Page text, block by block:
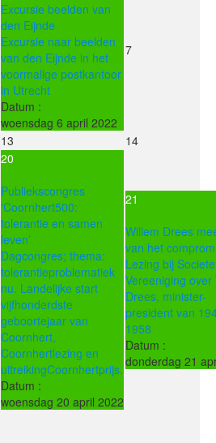
Excursie beelden van
den Eijnde
Excursie naar beelden
van den Eijnde in het
voormalige postkantoor
in Utrecht
Datum :
woensdag 6 april 2022
7
13 14
20
Publiekscongres
‘Coornhert500:
tolerantie en samen
leven’
Dagcongres; thema:
tolerantieproblematiek
nu. Landelijke start
vijfhonderdste
geboortejaar van
Coornhert,
Coornhertlezing en
uitreikingCoornhertprijs.
Datum :
woensdag 20 april 2022
21
Willem Drees
van het
Lezing bij
Vereeniging over
Drees, minister-
president van
1958
Datum :
donderdag 21